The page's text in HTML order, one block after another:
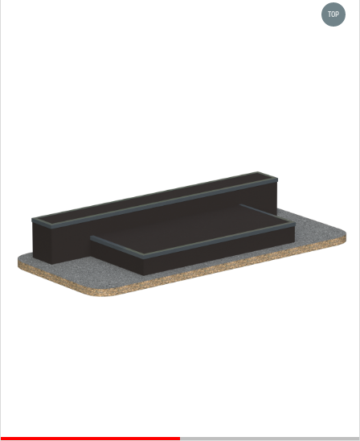
TOP